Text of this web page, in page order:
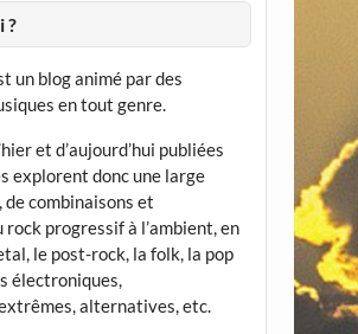
?
un blog animé par des
en tout genre.
et d’aujourd’hui publiées
explorent donc une large
combinaisons et
rock progressif à l’ambient, en
le post-rock, la folk, la pop
électroniques,
alternatives, etc.